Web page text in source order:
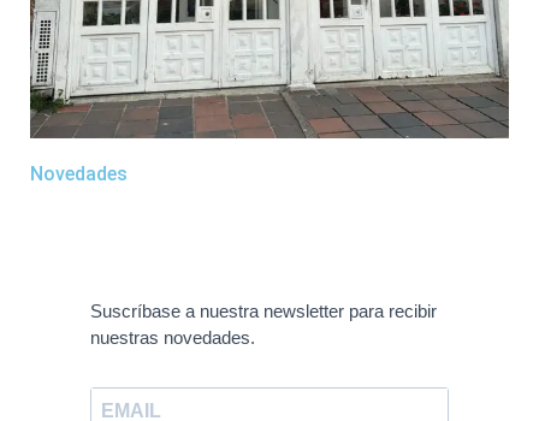
Novedades
Suscríbase a nuestra newsletter para recibir
nuestras novedades.